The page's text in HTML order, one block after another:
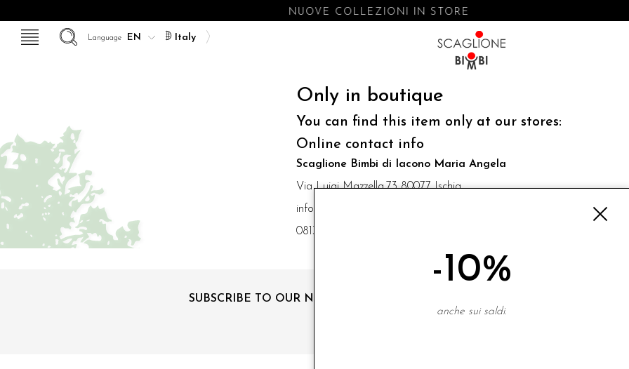
NUOVE COLLEZIONI IN STORE
Italy
Language
Only in boutique
You can find this item only at our stores:
Online contact info
Scaglione Bimbi di Iacono Maria Angela
Via Luigi Mazzella,73 80077 Ischia
info@scaglionebimbi.com
0813331162
SUBSCRIBE TO OUR NEWSLETTER
-10%
anche sui saldi.